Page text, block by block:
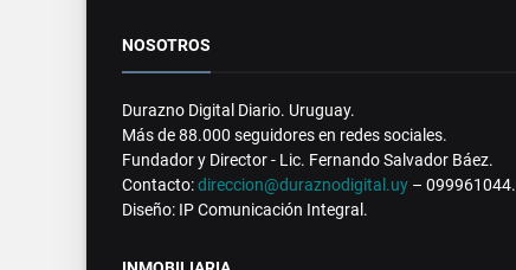
NOSOTROS
Durazno Digital Diario. Uruguay.
Más de 88.000 seguidores en redes sociales.
Fundador y Director - Lic. Fernando Salvador Báez.
Contacto:direccion@duraznodigital.uy – 099961044.
Diseño: IP Comunicación Integral.